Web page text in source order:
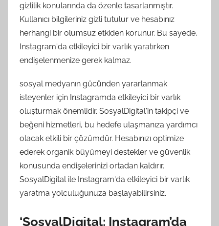
gizlilik konularında da özenle tasarlanmıştır.
Kullanıcı bilgileriniz gizli tutulur ve hesabınız
herhangi bir olumsuz etkiden korunur. Bu sayede,
Instagram'da etkileyici bir varlık yaratırken
endişelenmenize gerek kalmaz.
sosyal medyanın gücünden yararlanmak
isteyenler için Instagramda etkileyici bir varlık
oluşturmak önemlidir. SosyalDigital'in takipçi ve
beğeni hizmetleri, bu hedefe ulaşmanıza yardımcı
olacak etkili bir çözümdür. Hesabınızı optimize
ederek organik büyümeyi destekler ve güvenlik
konusunda endişelerinizi ortadan kaldırır.
SosyalDigital ile Instagram'da etkileyici bir varlık
yaratma yolculuğunuza başlayabilirsiniz.
‘SosyalDigital: Instagram’da